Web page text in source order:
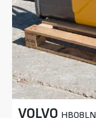
VOLVO HB08LN